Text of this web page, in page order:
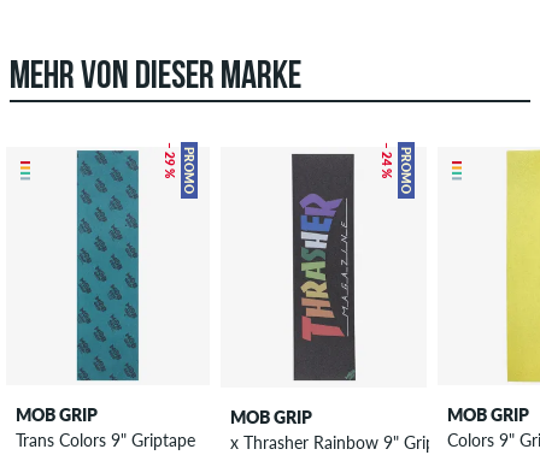
MEHR VON DIESER MARKE
PROMO
– 29 %
MOB GRIP
Trans Colors 9" Griptape
PROMO
– 24 %
MOB GRIP
x Thrasher Rainbow 9" Griptape
MOB GRIP
Colors 9"